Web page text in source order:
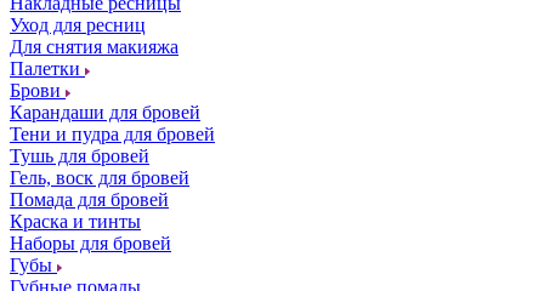
Уход для ресниц
Для снятия макияжа
Палетки
Брови
Карандаши для бровей
Тени и пудра для бровей
Тушь для бровей
Гель, воск для бровей
Помада для бровей
Краска и тинты
Наборы для бровей
Губы